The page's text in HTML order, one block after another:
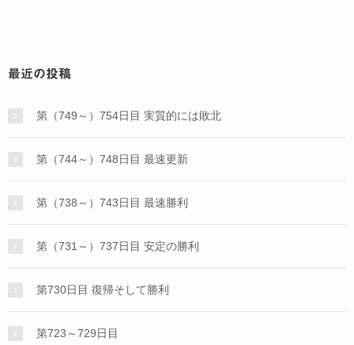
最近の投稿
第（749～）754日目 実質的には敗北
第（744～）748日目 最速更新
第（738～）743日目 最速勝利
第（731～）737日目 安定の勝利
第730日目 復帰そして勝利
第723～729日目